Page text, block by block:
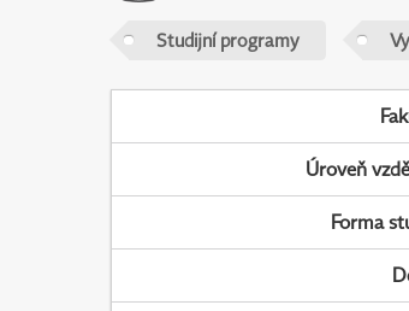
Studijní programy
Úroveň
Forma